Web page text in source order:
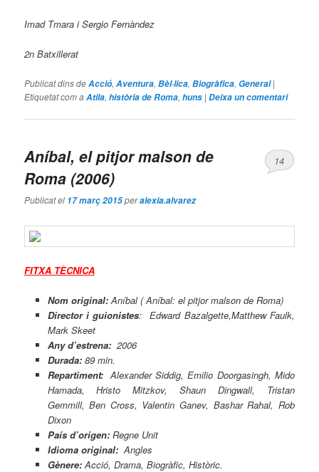
Imad Tmara i Sergio Fernàndez
2n Batxillerat
Publicat dins deAcció,Aventura,Bèl·lica,Biogràfica,General |
Etiquetat com aAtila,història de Roma,huns |Deixa un comentari
Aníbal, el pitjor malson de
Roma (2006)
Publicat el 17 març 2015peralexia.alvarez
14
FITXA TÈCNICA
Nom original: Aníbal(Aníbal: el pitjor malson de Roma)
Director i guionistes: Edward Bazalgette,Matthew Faulk,
Mark Skeet
Any d’estrena: 2006
Durada: 89 min.
Repartiment:Alexander Siddig, Emilio Doorgasingh, Mido
Hamada, Hristo Mitzkov, Shaun Dingwall, Tristan
Gemmill, Ben Cross, Valentin Ganev, Bashar Rahal, Rob
Dixon
País d’origen: Regne Unit
Idioma original: Angles
Gènere:Acció, Drama, Biogràfic, Històric.